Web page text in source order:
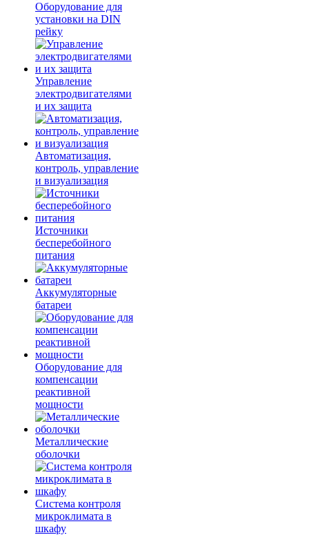
Оборудование для
установки на DIN
рейку
Управление
электродвигателями
и их защита
Автоматизация,
контроль, управление
и визуализация
Источники
бесперебойного
питания
Аккумуляторные
батареи
Оборудование для
компенсации
реактивной
мощности
Металлические
оболочки
Система контроля
микроклимата в
шкафу